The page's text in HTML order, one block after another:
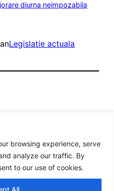
browsing experience, serve
analyze our traffic. By
to our use of cookies.
All
diurna neimpozabila
Legislatie actuala
de persoana fizica
Benta.
Str. Aleea Posada, Nr
postal 051414
22886383